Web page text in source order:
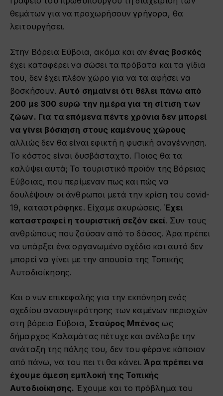
θεμάτων για να προχωρήσουν γρήγορα, θα
λειτουργήσει.
Στην Βόρεια Εύβοια, ακόμα και αν ένας βοσκός
έχει καταφέρει να σώσει τα πρόβατα και τα γίδια
του, δεν έχει πλέον χώρο για να τα αφήσει να
βοσκήσουν. Αυτό σημαίνει ότι θέλει πάνω από
200 με 300 ευρώ την ημέρα για τη σίτιση των
ζώων. Για τα επόμενα πέντε χρόνια δεν μπορεί
να γίνει βόσκηση στους καμένους χώρους
αλλιώς δεν θα είναι εφικτή η φυσική αναγέννηση.
Το κόστος είναι δυσβάσταχτο. Ποιος θα τα
καλύψει αυτά; Το τουριστικό προϊόν της Βόρειας
Εύβοιας, που περίμεναν πως και πώς να
δουλέψουν οι άνθρωποι μετά την κρίση του covid-
19, καταστράφηκε. Είχαμε ακυρώσεις. Έχει
καταστραφεί η τουριστική σεζόν εκεί. Συν τους
ανθρώπους που ζούσαν από το δάσος. Άρα πρέπει
να υπάρξει ένα οργανωμένο σχέδιο και αυτό δεν
μπορεί να γίνει με την απουσία της Τοπικής
Αυτοδιοίκησης.
Και ο νυν επικεφαλής για την εκπόνηση ενός
σχεδίου ανασυγκρότησης των καμένων περιοχών
στη βόρεια Εύβοια, Σταύρος Μπένος ως
δήμαρχος Καλαμάτας πέτυχε και ανέλαβε την
ανάταξη της πόλης του, δεν του φέρανε κάποιον
από πάνω, να του πει τι θα κάνει.Άρα πρέπει να
έχουμε άμεση εμπλοκή της Τοπικής
Αυτοδιοίκησης. Έχουμε και το πρόβλημα του